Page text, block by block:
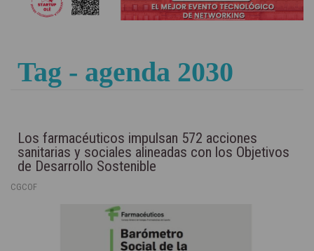
Tag - agenda 2030
Los farmacéuticos impulsan 572 acciones
sanitarias y sociales alineadas con los Objetivos
de Desarrollo Sostenible
CGCOF